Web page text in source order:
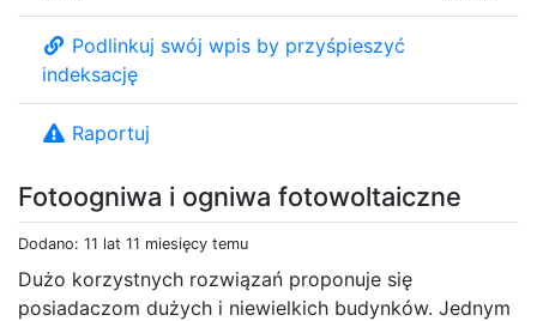
Fotoogniwa i ogniwa fotowoltaiczne
Dodano: 11 lat 11 miesięcy temu
Dużo korzystnych rozwiązań proponuje się
posiadaczom dużych i niewielkich budynków. Jednym
Podlinkuj swój wpis by przyśpieszyć
indeksację
Raportuj